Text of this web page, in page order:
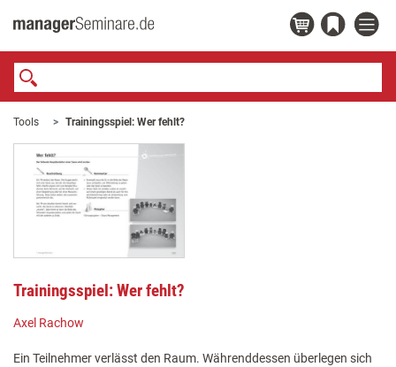
Tools Trainingsspiel: Wer fehlt?
Trainingsspiel: Wer fehlt?
Axel Rachow
Ein Teilnehmer verlässt den Raum. Währenddessen überlegen sich